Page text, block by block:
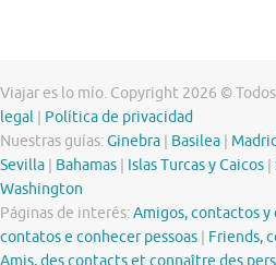
Viajar es lo mío. Copyright 2026 ©
legal
Política de privacidad
Nuestras guías:Ginebra Basilea
Sevilla
Bahamas Islas Turcas y Caicos
Washington
Páginas de interés:Amigos, contactos
contatos e conhecer pessoas
Friends,
Amis, des contacts et connaître des